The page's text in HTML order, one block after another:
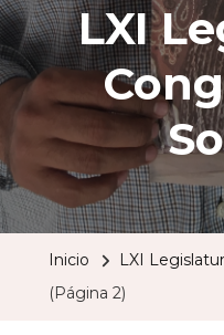
LXI
Inicio
LXI
(Página 2)